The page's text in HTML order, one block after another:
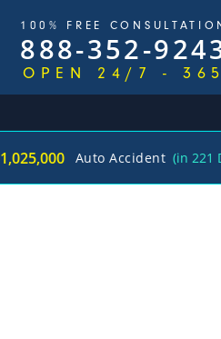
100% FREE
888-352-
OPEN 24/7 - 365
Auto Accident (in 221 Days) /